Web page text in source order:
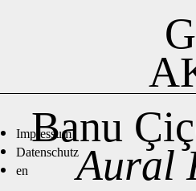
G
Impressum
Datenschutz
en
Banu
Aural